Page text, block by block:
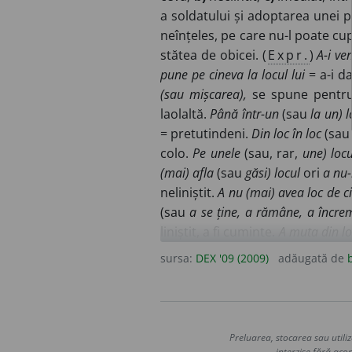
a soldatului și adoptarea unei
neînțeles, pe care nu-l poate
stătea de obicei. (Expr.)A-i veni
pune pe cineva la locul lui= a-i
(sau mișcarea), se spune
laolaltă.Până într-un(saula un)
= pretutindeni. Din loc în loc(sau
colo.Pe unele(sau, rar, une)
(mai) afla(saugăsi) loculoria
neliniștit.A nu (mai) avea loc de
(saua se ține, a rămâne, a
s-a întâmplat ceva (pentru a
regiunea unde se află cineva.
2.
sursa: DEX '09 (2009) adăugată de
Preluarea, stocarea sau